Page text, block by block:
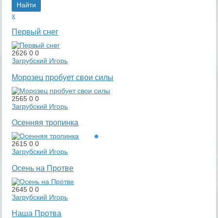
x
Первый снег
262600
Загрубский Игорь
Морозец пробует свои силы
256500
Загрубский Игорь
Осенняя тропинка
261500
Загрубский Игорь
Осень на Протве
264500
Загрубский Игорь
Наша Протва